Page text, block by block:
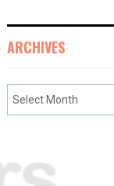
ARCHIVES